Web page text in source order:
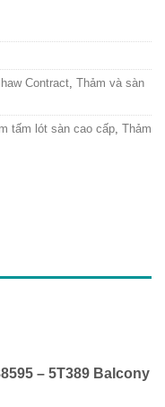
Contract Thảm và sàn
tấm lót sàn cao cấp Thảm
– 5T389 Balcony